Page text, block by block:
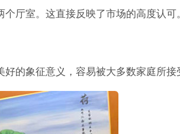
厅室。这直接反映了市场的高度认可
的象征意义，容易被大多数家庭所接